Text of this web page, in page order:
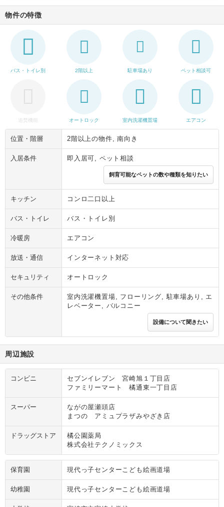
物件の特徴
バス・トイレ別 2階以上 駐車場あり ペット相談可
追焚機能 オートロック 室内洗濯機置場 エアコン
位置・階層 2階以上の物件, 南向き
入居条件 即入居可, ペット相談
飼育可能なペットの数や種類を知りたい
キッチン コンロ二口以上
バス・トイレ バス・トイレ別
冷暖房 エアコン
放送・通信 インターネット対応
セキュリティ オートロック
その他条件
室内洗濯機置場, フローリング, 駐車場あり, エ
レベーター, バルコニー
設備について聞きたい
周辺施設
コンビニ
セブンイレブン 宮崎旭１丁目店
ファミリーマート 橘通東一丁目店
スーパー
ながの屋瀬頭店
まつの アミュプラザみやざき店
ドラッグストア
橘公園薬局
株式会社テクノミックス
保育園 現代っ子センターこども絵画道場
幼稚園 現代っ子センターこども絵画道場